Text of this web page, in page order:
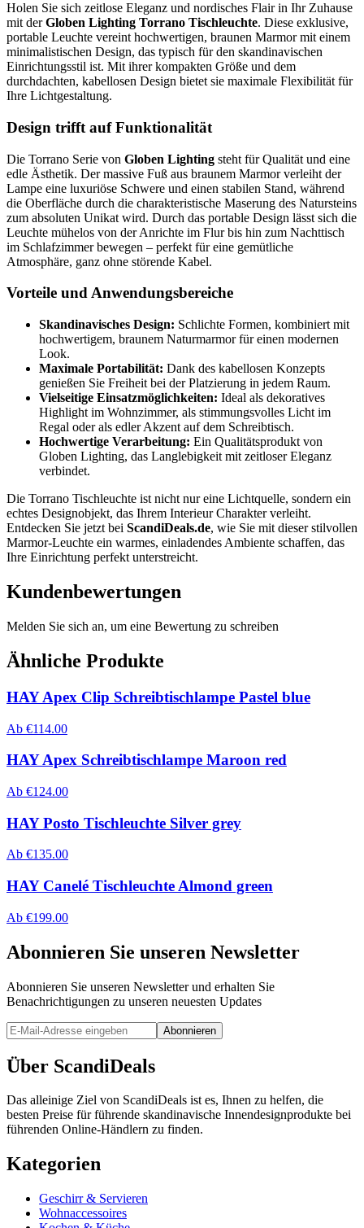
Holen Sie sich zeitlose Eleganz und nordisches Flair in Ihr Zuhause
mit derGloben Lighting Torrano Tischleuchte. Diese exklusive,
portable Leuchte vereint hochwertigen, braunen Marmor mit einem
minimalistischen Design, das typisch für den skandinavischen
Einrichtungsstil ist. Mit ihrer kompakten Größe und dem
durchdachten, kabellosen Design bietet sie maximale Flexibilität für
Ihre Lichtgestaltung.
Design trifft auf Funktionalität
Die Torrano Serie von Globen Lighting steht für Qualität und eine
edle Ästhetik. Der massive Fuß aus braunem Marmor verleiht der
Lampe eine luxuriöse Schwere und einen stabilen Stand, während
die Oberfläche durch die charakteristische Maserung des Natursteins
zum absoluten Unikat wird. Durch das portable Design lässt sich die
Leuchte mühelos von der Anrichte im Flur bis hin zum Nachttisch
im Schlafzimmer bewegen – perfekt für eine gemütliche
Atmosphäre, ganz ohne störende Kabel.
Vorteile und Anwendungsbereiche
Skandinavisches Design: Schlichte Formen, kombiniert mit
hochwertigem, braunem Naturmarmor für einen modernen
Look.
Maximale Portabilität: Dank des kabellosen Konzepts
genießen Sie Freiheit bei der Platzierung in jedem Raum.
Vielseitige Einsatzmöglichkeiten: Ideal als dekoratives
Highlight im Wohnzimmer, als stimmungsvolles Licht im
Regal oder als edler Akzent auf dem Schreibtisch.
Hochwertige Verarbeitung: Ein Qualitätsprodukt von
Globen Lighting, das Langlebigkeit mit zeitloser Eleganz
verbindet.
Die Torrano Tischleuchte ist nicht nur eine Lichtquelle, sondern ein
echtes Designobjekt, das Ihrem Interieur Charakter verleiht.
Entdecken Sie jetzt bei ScandiDeals.de, wie Sie mit dieser stilvollen
Marmor-Leuchte ein warmes, einladendes Ambiente schaffen, das
Ihre Einrichtung perfekt unterstreicht.
Kundenbewertungen
Melden Sie sich an, um eine Bewertung zu schreiben
Ähnliche Produkte
HAY Apex Clip Schreibtischlampe Pastel blue
Ab €114.00
HAY Apex Schreibtischlampe Maroon red
Ab €124.00
HAY Posto Tischleuchte Silver grey
Ab €135.00
HAY Canelé Tischleuchte Almond green
Ab €199.00
Abonnieren Sie unseren Newsletter
Abonnieren Sie unseren Newsletter und erhalten Sie
Benachrichtigungen zu unseren neuesten Updates
Abonnieren
Über ScandiDeals
Das alleinige Ziel von ScandiDeals ist es, Ihnen zu helfen, die
besten Preise für führende skandinavische Innendesignprodukte bei
führenden Online-Händlern zu finden.
Kategorien
Geschirr & Servieren
Wohnaccessoires